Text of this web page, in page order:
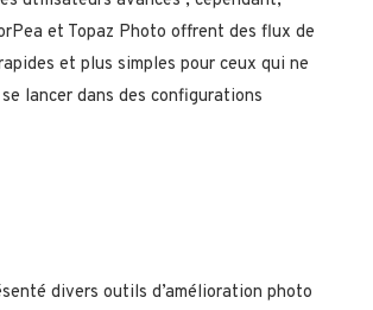
et Topaz Photo offrent des flux de
et plus simples pour ceux qui ne
lancer dans des configurations
divers outils d’amélioration photo